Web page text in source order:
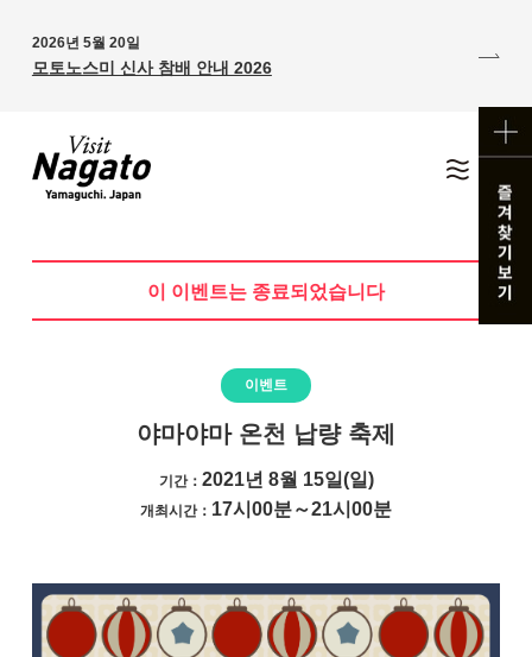
2026년 5월 20일
모토노스미 신사 참배 안내 2026
이 이벤트는 종료되었습니다
이벤트
야마야마 온천 납량 축제
기간： 2021년 8월 15일(일)
개최시간： 17시00분～21시00분